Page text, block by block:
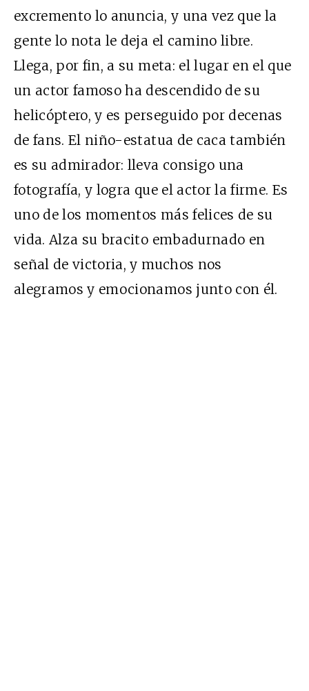
excremento lo anuncia, y una vez que la
gente lo nota le deja el camino libre.
Llega, por fin, a su meta: el lugar en el que
un actor famoso ha descendido de su
helicóptero, y es perseguido por decenas
de fans. El niño-estatua de caca también
es su admirador: lleva consigo una
fotografía, y logra que el actor la firme. Es
uno de los momentos más felices de su
vida. Alza su bracito embadurnado en
señal de victoria, y muchos nos
alegramos y emocionamos junto con él.